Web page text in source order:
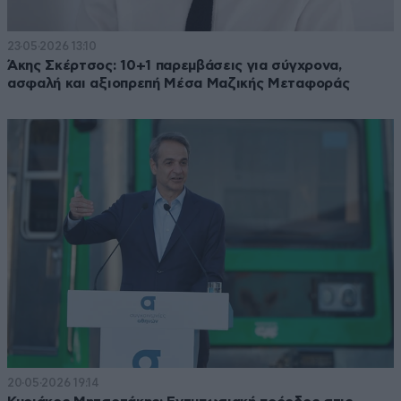
23·05·2026 13:10
Άκης Σκέρτσος: 10+1 παρεμβάσεις για σύγχρονα,
ασφαλή και αξιοπρεπή Μέσα Μαζικής Μεταφοράς
20·05·2026 19:14